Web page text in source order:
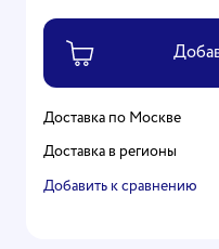
Доставка по Москве
Доставка в регионы
Добавить к сравнению